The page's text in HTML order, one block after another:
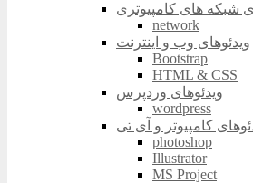
شبکه های کامپیوتری
network
ویدئوهای وب و اینترنت
Bootstrap
HTML & CSS
ویدئوهای وردپرس
wordpress
کامپیوتر و آی تی
photoshop
Illustrator
MS Project